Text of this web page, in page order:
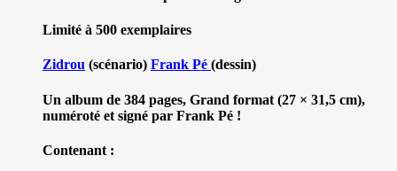
Limité à 500 exemplaires
Zidrou (scénario) Frank Pé (dessin)
Un album de 384 pages, Grand format (27 × 31,5 cm),
numéroté et signé par Frank Pé !
Contenant :